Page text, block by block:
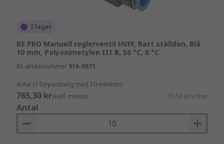
I lager
RS PRO Manuell reglerventil HVFF, Ratt ställdon, Blå
10 mm, Polyoximetylen III B, 50 °C, 0 °C
RS-artikelnummer 916-0971
Antal (1 förpackning med 10 enheter)
765,30 kr(exkl. moms) 76,53 kr/enhet
Antal